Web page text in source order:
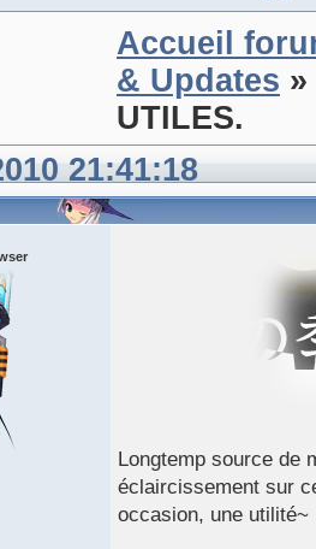
Accueil
& Updates
UTILES.
21:41:18
Longtemp source de
éclaircissement sur
occasion, une utilité~